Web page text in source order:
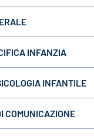
INFANZIA
INFANTILE
COMUNICAZIONE